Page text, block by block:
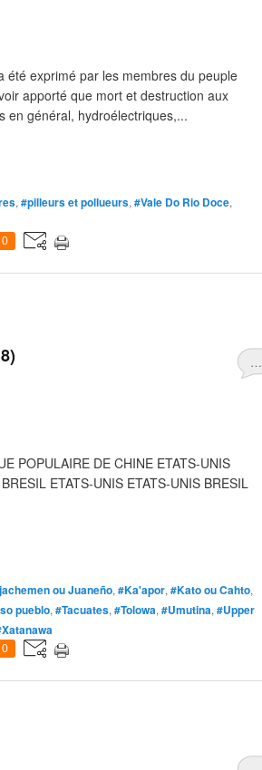
été exprimé par les membres du peuple
apporté que mort et destruction aux
en général, hydroélectriques,...
, #pilleurs et pollueurs, #Vale Do Rio Doce,
0
…
POPULAIRE DE CHINE ETATS-UNIS
ETATS-UNIS ETATS-UNIS BRESIL
ou Juaneño, #Ka'apor, #Kato ou Cahto,
pueblo, #Tacuates, #Tolowa, #Umutina, #Upper
0